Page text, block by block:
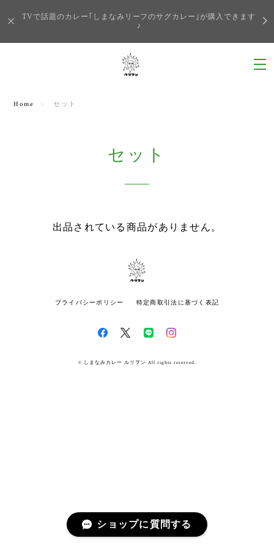
TVで話題のカレー｢しまなみリーフのサグカレー｣が購入できます
♪
Home セット
セット
出品されている商品がありません。
プライバシーポリシー 特定商取引法に基づく表記
© しまなみカレー ルリヲン All rights reserved.
ショップに質問する